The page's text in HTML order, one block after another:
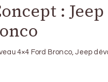
:
4×4 Ford Bronco, Jeep